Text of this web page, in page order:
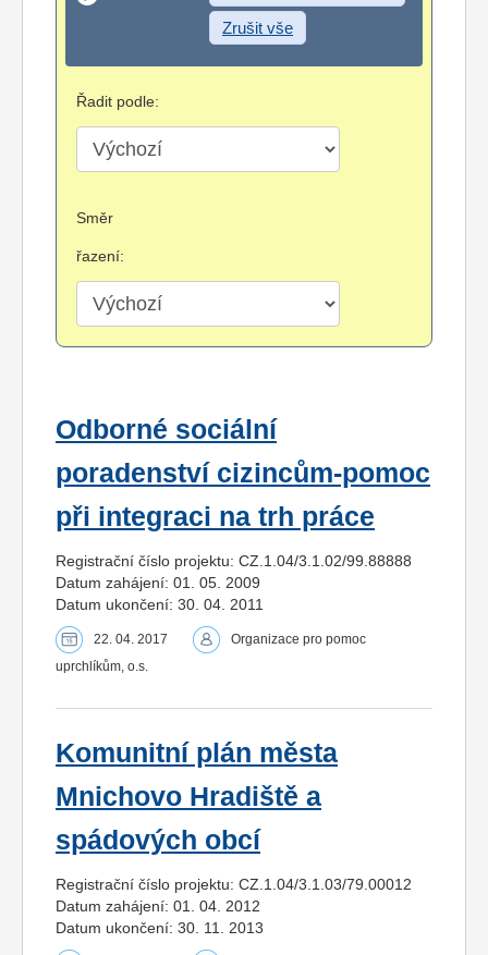
Zrušit vše
Řadit podle:
Směr
řazení:
Odborné sociální
poradenství cizincům-pomoc
při integraci na trh práce
Registrační číslo projektu: CZ.1.04/3.1.02/99.88888
Datum zahájení: 01. 05. 2009
Datum ukončení: 30. 04. 2011
22. 04. 2017
Organizace pro pomoc
uprchlíkům, o.s.
Komunitní plán města
Mnichovo Hradiště a
spádových obcí
Registrační číslo projektu: CZ.1.04/3.1.03/79.00012
Datum zahájení: 01. 04. 2012
Datum ukončení: 30. 11. 2013